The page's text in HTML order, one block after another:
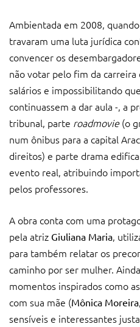
Ambientada em 2008,
travaram uma luta jurídica
convencer os
não votar pelo fim da
salários e impossibilitando
continuassem a dar aula -, a
tribunal, parte roadmovie(o
num ônibus para a capital
direitos) e parte drama
evento real, atribuindo
pelos professores.
A obra conta com uma
pela atriz Giuliana Maria,
para também relatar os
caminho por ser mulher.
momentos inspirados como
com sua mãe (Mônica Moreira
sensíveis e interessantes